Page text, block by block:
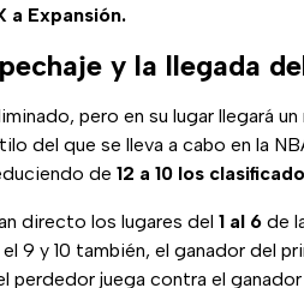
a Expansión.
y la llegada
pero en su lugar llegará
del que se lleva a cabo en la
de 12 a 10 los
directo los lugares del 1 al 6 de
9 y 10 también, el ganador del
perdedor juega contra el